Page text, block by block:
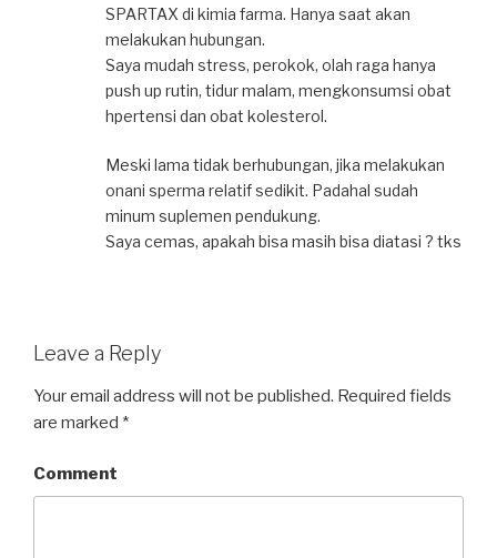
SPARTAX di kimia farma. Hanya saat akan
melakukan hubungan.
Saya mudah stress, perokok, olah raga hanya
push up rutin, tidur malam, mengkonsumsi obat
hpertensi dan obat kolesterol.
Meski lama tidak berhubungan, jika melakukan
onani sperma relatif sedikit. Padahal sudah
minum suplemen pendukung.
Saya cemas, apakah bisa masih bisa diatasi ? tks
Leave a Reply
Your email address will not be published. Required fields
are marked *
Comment